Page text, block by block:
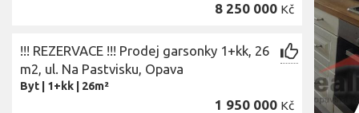
okres Opava, Moravskoslezský kraj
Cena
8 250 000 Kč
!!! REZERVACE !!! Prodej garsonky 1+kk, 26
m2, ul. Na Pastvisku, Opava
Byt 1+kk 26m²
1 950 000 Kč